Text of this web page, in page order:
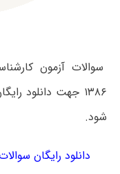
سوالات آزمون
۱۳۸۶ جهت دانلود
شود.
دانلود رایگان